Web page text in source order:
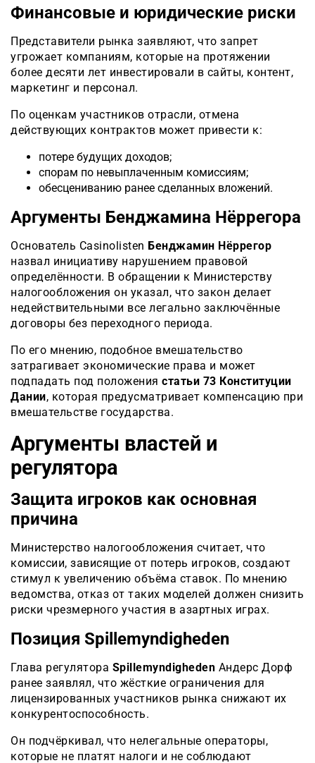
Финансовые и юридические риски
Представители рынка заявляют, что запрет
угрожает компаниям, которые на протяжении
более десяти лет инвестировали в сайты, контент,
маркетинг и персонал.
По оценкам участников отрасли, отмена
действующих контрактов может привести к:
потере будущих доходов;
спорам по невыплаченным комиссиям;
обесцениванию ранее сделанных вложений.
Аргументы Бенджамина Нёррегора
Основатель Casinolisten Бенджамин Нёррегор
назвал инициативу нарушением правовой
определённости. В обращении к Министерству
налогообложения он указал, что закон делает
недействительными все легально заключённые
договоры без переходного периода.
По его мнению, подобное вмешательство
затрагивает экономические права и может
подпадать под положения статьи 73 Конституции
Дании, которая предусматривает компенсацию при
вмешательстве государства.
Аргументы властей и
регулятора
Защита игроков как основная
причина
Министерство налогообложения считает, что
комиссии, зависящие от потерь игроков, создают
стимул к увеличению объёма ставок. По мнению
ведомства, отказ от таких моделей должен снизить
риски чрезмерного участия в азартных играх.
Позиция Spillemyndigheden
Глава регулятора Spillemyndigheden Андерс Дорф
ранее заявлял, что жёсткие ограничения для
лицензированных участников рынка снижают их
конкурентоспособность.
Он подчёркивал, что нелегальные операторы,
которые не платят налоги и не соблюдают